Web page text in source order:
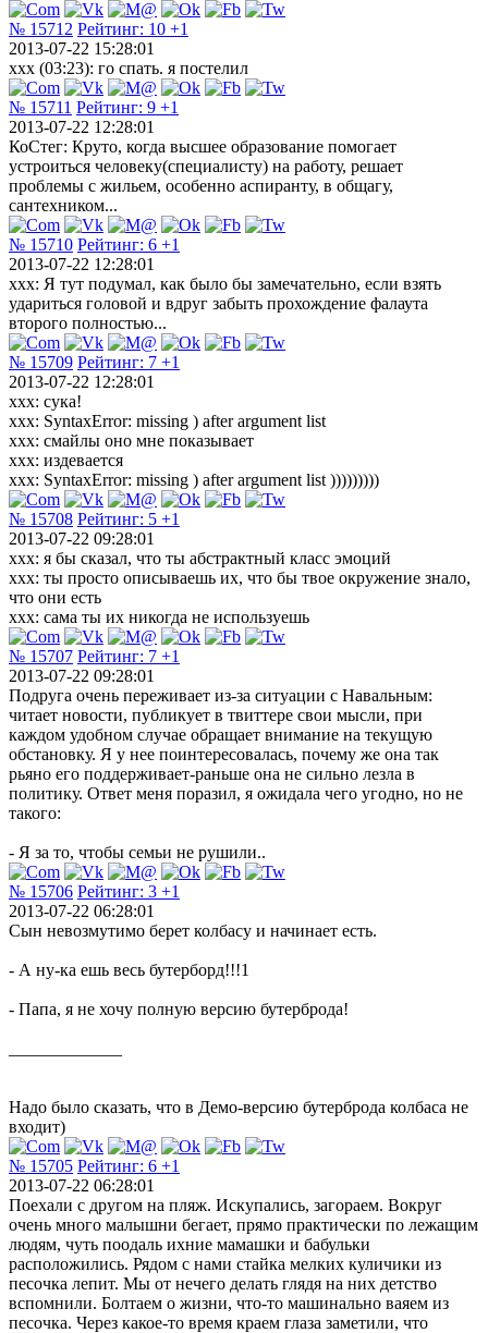
№ 15712 Рейтинг: 10 +1
2013-07-22 15:28:01
xxx (03:23): го спать. я постелил
№ 15711 Рейтинг: 9 +1
2013-07-22 12:28:01
КоСтег: Круто, когда высшее образование помогает
устроиться человеку(специалисту) на работу, решает
проблемы с жильем, особенно аспиранту, в общагу,
сантехником...
№ 15710 Рейтинг: 6 +1
2013-07-22 12:28:01
xxx: Я тут подумал, как было бы замечательно, если взять
удариться головой и вдруг забыть прохождение фалаута
второго полностью...
№ 15709 Рейтинг: 7 +1
2013-07-22 12:28:01
xxx: сука!
xxx: SyntaxError: missing ) after argument list
xxx: смайлы оно мне показывает
xxx: издевается
xxx: SyntaxError: missing ) after argument list )))))))))
№ 15708 Рейтинг: 5 +1
2013-07-22 09:28:01
xxx: я бы сказал, что ты абстрактный класс эмоций
xxx: ты просто описываешь их, что бы твое окружение знало,
что они есть
xxx: сама ты их никогда не используешь
№ 15707 Рейтинг: 7 +1
2013-07-22 09:28:01
Подруга очень переживает из-за ситуации с Навальным:
читает новости, публикует в твиттере свои мысли, при
каждом удобном случае обращает внимание на текущую
обстановку. Я у нее поинтересовалась, почему же она так
рьяно его поддерживает-раньше она не сильно лезла в
политику. Ответ меня поразил, я ожидала чего угодно, но не
такого:
- Я за то, чтобы семьи не рушили..
№ 15706 Рейтинг: 3 +1
2013-07-22 06:28:01
Сын невозмутимо берет колбасу и начинает есть.
- А ну-ка ешь весь бутерборд!!!1
- Папа, я не хочу полную версию бутерброда!
Надо было сказать, что в Демо-версию бутерброда колбаса не
входит)
№ 15705 Рейтинг: 6 +1
2013-07-22 06:28:01
Поехали с другом на пляж. Искупались, загораем. Вокруг
очень много малышни бегает, прямо практически по лежащим
людям, чуть поодаль ихние мамашки и бабульки
расположились. Рядом с нами стайка мелких куличики из
песочка лепит. Мы от нечего делать глядя на них детство
вспомнили. Болтаем о жизни, что-то машинально ваяем из
песочка. Через какое-то время краем глаза заметили, что